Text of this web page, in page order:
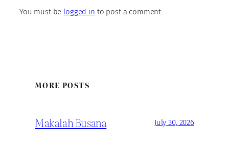
You must be logged in to post a comment.
MORE POSTS
Makalah Busana July 30, 2026